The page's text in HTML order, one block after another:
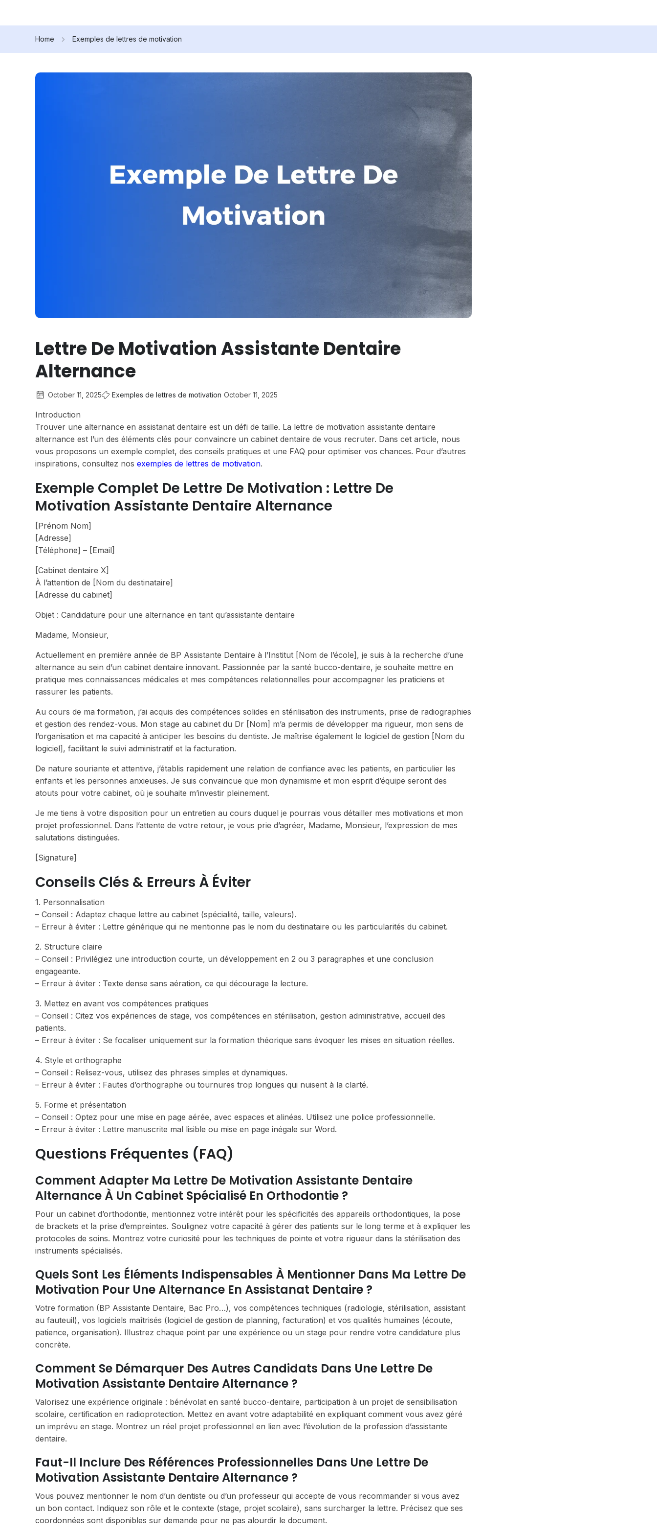
Home Exemples de lettres de motivation
Lettre De Motivation Assistante Dentaire
Alternance
October 11, 2025 Exemples de lettres de motivation October 11, 2025
Introduction
Trouver une alternance en assistanat dentaire est un défi de taille. La lettre de motivation assistante dentaire
alternance est l’un des éléments clés pour convaincre un cabinet dentaire de vous recruter. Dans cet article, nous
vous proposons un exemple complet, des conseils pratiques et une FAQ pour optimiser vos chances. Pour d’autres
inspirations, consultez nos exemples de lettres de motivation.
Exemple Complet De Lettre De Motivation : Lettre De
Motivation Assistante Dentaire Alternance
[Prénom Nom]
[Adresse]
[Téléphone] – [Email]
[Cabinet dentaire X]
À l’attention de [Nom du destinataire]
[Adresse du cabinet]
Objet : Candidature pour une alternance en tant qu’assistante dentaire
Madame, Monsieur,
Actuellement en première année de BP Assistante Dentaire à l’Institut [Nom de l’école], je suis à la recherche d’une
alternance au sein d’un cabinet dentaire innovant. Passionnée par la santé bucco-dentaire, je souhaite mettre en
pratique mes connaissances médicales et mes compétences relationnelles pour accompagner les praticiens et
rassurer les patients.
Au cours de ma formation, j’ai acquis des compétences solides en stérilisation des instruments, prise de radiographies
et gestion des rendez-vous. Mon stage au cabinet du Dr [Nom] m’a permis de développer ma rigueur, mon sens de
l’organisation et ma capacité à anticiper les besoins du dentiste. Je maîtrise également le logiciel de gestion [Nom du
logiciel], facilitant le suivi administratif et la facturation.
De nature souriante et attentive, j’établis rapidement une relation de confiance avec les patients, en particulier les
enfants et les personnes anxieuses. Je suis convaincue que mon dynamisme et mon esprit d’équipe seront des
atouts pour votre cabinet, où je souhaite m’investir pleinement.
Je me tiens à votre disposition pour un entretien au cours duquel je pourrais vous détailler mes motivations et mon
projet professionnel. Dans l’attente de votre retour, je vous prie d’agréer, Madame, Monsieur, l’expression de mes
salutations distinguées.
[Signature]
Conseils Clés & Erreurs À Éviter
1. Personnalisation
– Conseil : Adaptez chaque lettre au cabinet (spécialité, taille, valeurs).
– Erreur à éviter : Lettre générique qui ne mentionne pas le nom du destinataire ou les particularités du cabinet.
2. Structure claire
– Conseil : Privilégiez une introduction courte, un développement en 2 ou 3 paragraphes et une conclusion
engageante.
– Erreur à éviter : Texte dense sans aération, ce qui décourage la lecture.
3. Mettez en avant vos compétences pratiques
– Conseil : Citez vos expériences de stage, vos compétences en stérilisation, gestion administrative, accueil des
patients.
– Erreur à éviter : Se focaliser uniquement sur la formation théorique sans évoquer les mises en situation réelles.
4. Style et orthographe
– Conseil : Relisez-vous, utilisez des phrases simples et dynamiques.
– Erreur à éviter : Fautes d’orthographe ou tournures trop longues qui nuisent à la clarté.
5. Forme et présentation
– Conseil : Optez pour une mise en page aérée, avec espaces et alinéas. Utilisez une police professionnelle.
– Erreur à éviter : Lettre manuscrite mal lisible ou mise en page inégale sur Word.
Questions Fréquentes (FAQ)
Comment Adapter Ma Lettre De Motivation Assistante Dentaire
Alternance À Un Cabinet Spécialisé En Orthodontie ?
Pour un cabinet d’orthodontie, mentionnez votre intérêt pour les spécificités des appareils orthodontiques, la pose
de brackets et la prise d’empreintes. Soulignez votre capacité à gérer des patients sur le long terme et à expliquer les
protocoles de soins. Montrez votre curiosité pour les techniques de pointe et votre rigueur dans la stérilisation des
instruments spécialisés.
Quels Sont Les Éléments Indispensables À Mentionner Dans Ma Lettre De
Motivation Pour Une Alternance En Assistanat Dentaire ?
Votre formation (BP Assistante Dentaire, Bac Pro…), vos compétences techniques (radiologie, stérilisation, assistant
au fauteuil), vos logiciels maîtrisés (logiciel de gestion de planning, facturation) et vos qualités humaines (écoute,
patience, organisation). Illustrez chaque point par une expérience ou un stage pour rendre votre candidature plus
concrète.
Comment Se Démarquer Des Autres Candidats Dans Une Lettre De
Motivation Assistante Dentaire Alternance ?
Valorisez une expérience originale : bénévolat en santé bucco-dentaire, participation à un projet de sensibilisation
scolaire, certification en radioprotection. Mettez en avant votre adaptabilité en expliquant comment vous avez géré
un imprévu en stage. Montrez un réel projet professionnel en lien avec l’évolution de la profession d’assistante
dentaire.
Faut-Il Inclure Des Références Professionnelles Dans Une Lettre De
Motivation Assistante Dentaire Alternance ?
Vous pouvez mentionner le nom d’un dentiste ou d’un professeur qui accepte de vous recommander si vous avez
un bon contact. Indiquez son rôle et le contexte (stage, projet scolaire), sans surcharger la lettre. Précisez que ses
coordonnées sont disponibles sur demande pour ne pas alourdir le document.